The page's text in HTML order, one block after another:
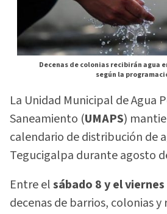
Decenas de colonias recibirán agua
según la
La Unidad Municipal de Agua
Saneamiento (UMAPS)
calendario de distribución de
Tegucigalpa durante agosto
Entre elsábado 8 y el
decenas de barrios, colonias y